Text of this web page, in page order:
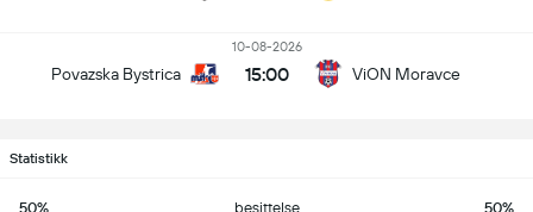
Povazska Bystrica
10-08-2026
15:00 ViON Moravce
Statistikk
50% besittelse 50%